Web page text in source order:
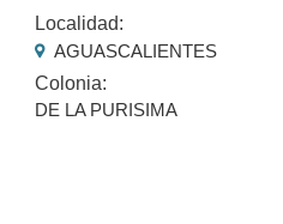
Localidad:
AGUASCALIENTES
Colonia:
DE LA PURISIMA